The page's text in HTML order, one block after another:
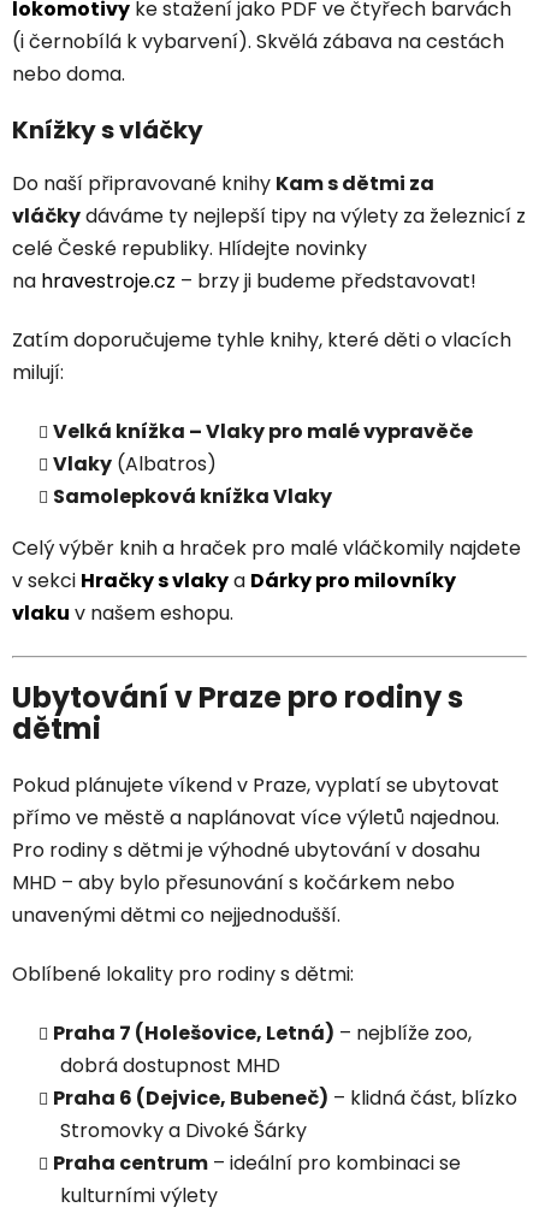
lokomotivy ke stažení jako PDF ve čtyřech barvách
(i černobílá k vybarvení). Skvělá zábava na cestách
nebo doma.
Knížky s vláčky
Do naší připravované knihy Kam s dětmi za
vláčkydáváme ty nejlepší tipy na výlety za železnicí z
celé České republiky. Hlídejte novinky
na hravestroje.cz – brzy ji budeme představovat!
Zatím doporučujeme tyhle knihy, které děti o vlacích
milují:
Velká knížka – Vlaky pro malé vypravěče
Vlaky (Albatros)
Samolepková knížka Vlaky
Celý výběr knih a hraček pro malé vláčkomily najdete
v sekci Hračky s vlakya Dárky pro milovníky
vlaku v našem eshopu.
Ubytování v Praze pro rodiny s
dětmi
Pokud plánujete víkend v Praze, vyplatí se ubytovat
přímo ve městě a naplánovat více výletů najednou.
Pro rodiny s dětmi je výhodné ubytování v dosahu
MHD – aby bylo přesunování s kočárkem nebo
unavenými dětmi co nejjednodušší.
Oblíbené lokality pro rodiny s dětmi:
Praha 7 (Holešovice, Letná) – nejblíže zoo,
dobrá dostupnost MHD
Praha 6 (Dejvice, Bubeneč) – klidná část, blízko
Stromovky a Divoké Šárky
Praha centrum – ideální pro kombinaci se
kulturními výlety